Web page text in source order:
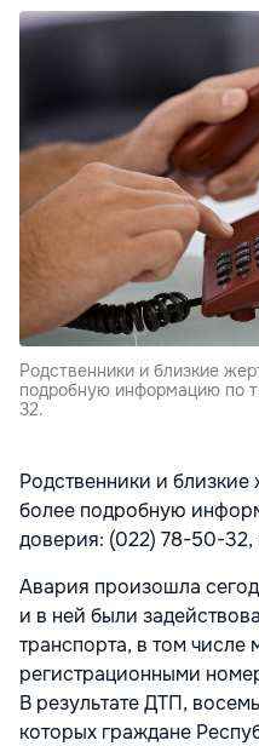
Родственники и близкие
подробную информацию по
32.
Родственники и близкие
более подробную
доверия: (022) 78-50-32,
Авария произошла
и в ней были
транспорта, в том числе
регистрационными
В результате ДТП,
которых граждане